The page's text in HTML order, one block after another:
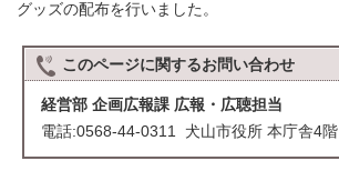
グッズの配布を行いました。
このページに関するお問い合わせ
経営部 企画広報課 広報・広聴担当
電話:0568-44-0311 犬山市役所 本庁舎4階